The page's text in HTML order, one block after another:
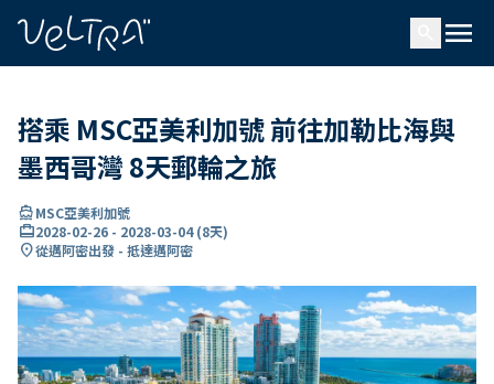
menu
搭乘 MSC亞美利加號 前往加勒比海與
墨西哥灣 8天郵輪之旅
directions_boatMSC亞美利加號
card_travel2028-02-26 - 2028-03-04(8天)
location_on從邁阿密出發 - 抵達邁阿密